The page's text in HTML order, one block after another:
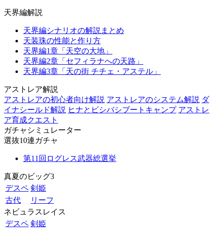
天界編解説
天界編シナリオの解説まとめ
天装珠の性能と作り方
天界編1章「天空の大地」
天界編2章「セフィラナへの天路」
天界編3章「天の街 チチェ・アステル」
アストレア解説
アストレアの初心者向け解説 アストレアのシステム解説 ダ
イナシールド解説 ヒナとビシバシブートキャンプ アストレ
ア育成クエスト
ガチャシミュレーター
選抜10連ガチャ
第11回ログレス武器総選挙
真夏のビッグ3
デスペ 剣姫
古代
リーフ
ネビュラスレイス
デスペ 剣姫